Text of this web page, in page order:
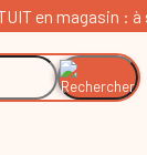
en magasin :